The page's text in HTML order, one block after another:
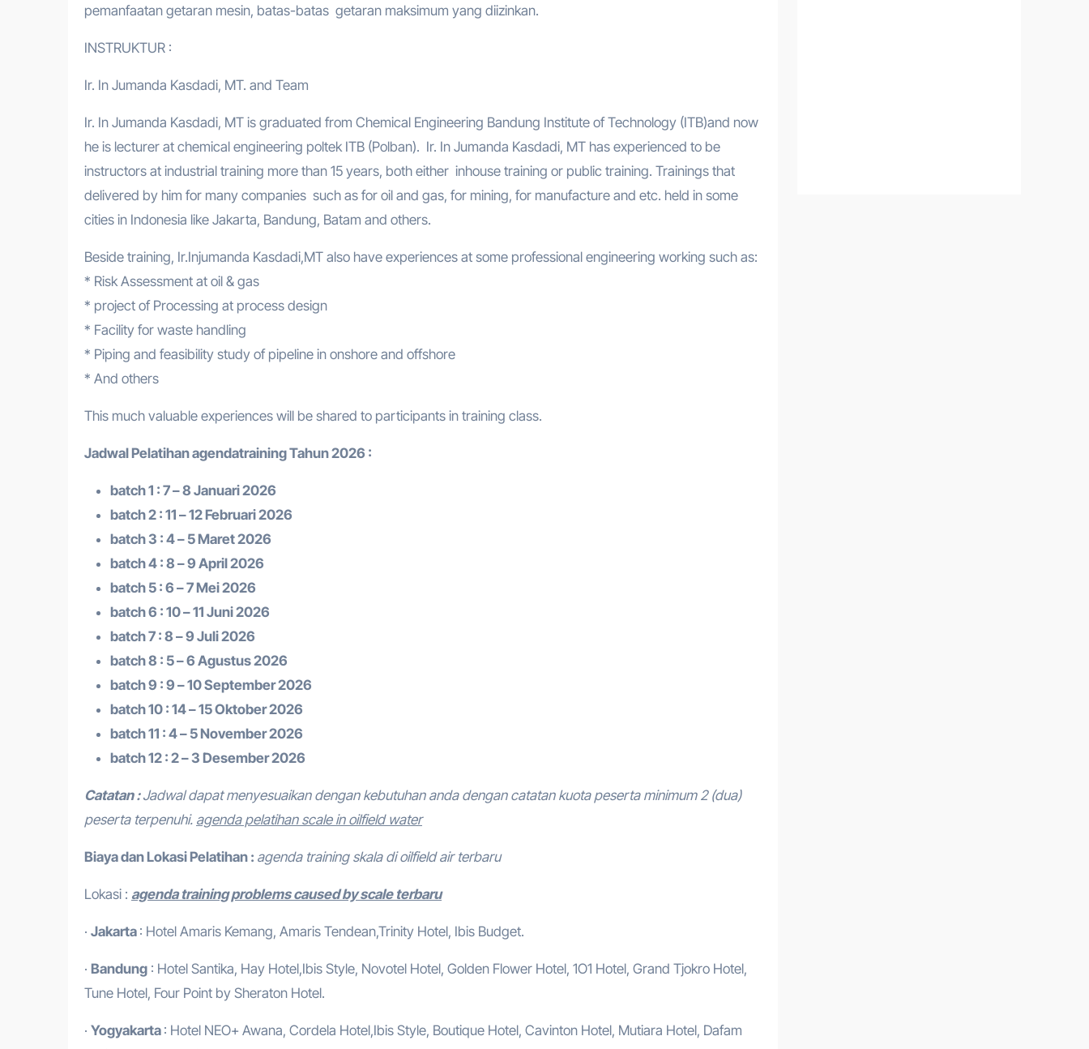
pemanfaatan getaran mesin, batas-batas getaran maksimum yang diizinkan.
INSTRUKTUR :
Ir. In Jumanda Kasdadi, MT. and Team
Ir. In Jumanda Kasdadi, MT is graduated from Chemical Engineering Bandung Institute of Technology (ITB)and now
he is lecturer at chemical engineering poltek ITB (Polban). Ir. In Jumanda Kasdadi, MT has experienced to be
instructors at industrial training more than 15 years, both either inhouse training or public training. Trainings that
delivered by him for many companies such as for oil and gas, for mining, for manufacture and etc. held in some
cities in Indonesia like Jakarta, Bandung, Batam and others.
Beside training, Ir.Injumanda Kasdadi,MT also have experiences at some professional engineering working such as:
* Risk Assessment at oil & gas
* project of Processing at process design
* Facility for waste handling
* Piping and feasibility study of pipeline in onshore and offshore
* And others
This much valuable experiences will be shared to participants in training class.
Jadwal Pelatihan agendatrainingTahun 2026 :
batch 1 : 7 – 8 Januari 2026
batch 2 : 11 – 12 Februari 2026
batch 3 : 4 – 5 Maret 2026
batch 4 : 8 – 9 April 2026
batch 5 : 6 – 7 Mei 2026
batch 6 : 10 – 11 Juni 2026
batch 7 : 8 – 9 Juli 2026
batch 8 : 5 – 6 Agustus 2026
batch 9 : 9 – 10 September 2026
batch 10 : 14 – 15 Oktober 2026
batch 11 : 4 – 5 November 2026
batch 12 : 2 – 3 Desember 2026
Catatan :Jadwal dapat menyesuaikan dengan kebutuhan anda dengan catatan kuota peserta minimum 2 (dua)
peserta terpenuhi. agenda pelatihan scale in oilfield water
Biaya dan Lokasi Pelatihan : agenda training skala di oilfield air terbaru
Lokasi : agenda training problems caused by scale terbaru
· Jakarta : Hotel Amaris Kemang, Amaris Tendean,Trinity Hotel, Ibis Budget.
· Bandung : Hotel Santika, Hay Hotel,Ibis Style, Novotel Hotel, Golden Flower Hotel, 1O1 Hotel, Grand Tjokro Hotel,
Tune Hotel, Four Point by Sheraton Hotel.
· Yogyakarta : Hotel NEO+ Awana, Cordela Hotel,Ibis Style, Boutique Hotel, Cavinton Hotel, Mutiara Hotel, Dafam